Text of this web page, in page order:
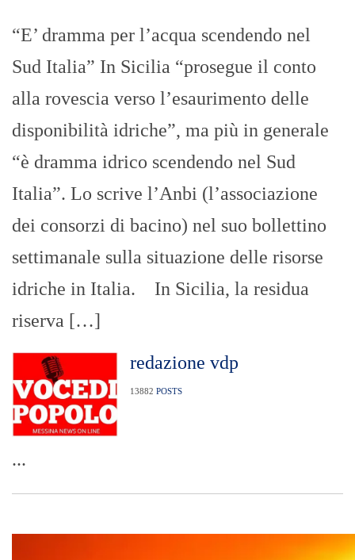
“E’ dramma per l’acqua scendendo nel
Sud Italia” In Sicilia “prosegue il conto
alla rovescia verso l’esaurimento delle
disponibilità idriche”, ma più in generale
“è dramma idrico scendendo nel Sud
Italia”. Lo scrive l’Anbi (l’associazione
dei consorzi di bacino) nel suo bollettino
settimanale sulla situazione delle risorse
idriche in Italia. In Sicilia, la residua
riserva […]
redazione vdp
13882 POSTS
...